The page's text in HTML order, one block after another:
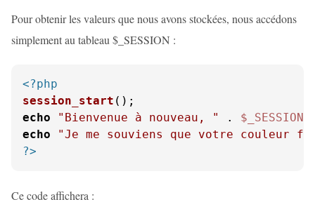
Pour obtenir les valeurs que nous avons stockées, nous accédons
simplement au tableau $_SESSION :
<?php
session_start
echo
"Bienvenue à nouveau, " . $_SESSION
echo
"Je me souviens que votre couleur
?>
Ce code affichera :